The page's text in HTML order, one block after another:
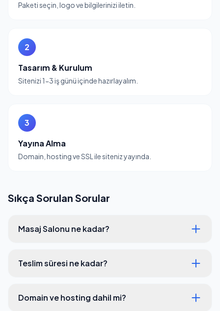
Paketi seçin, logo ve bilgilerinizi iletin.
2
Tasarım & Kurulum
Sitenizi 1-3 iş günü içinde hazırlayalım.
3
Yayına Alma
Domain, hosting ve SSL ile siteniz yayında.
Sıkça Sorulan Sorular
Masaj Salonu ne kadar?
Teslim süresi ne kadar?
Domain ve hosting dahil mi?